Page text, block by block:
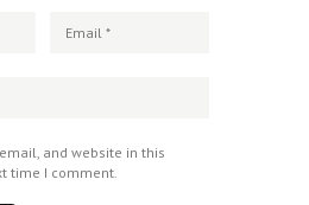
and website in this
time I comment.